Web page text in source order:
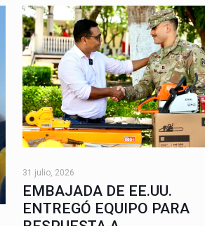
31 julio, 2026
EMBAJADA DE EE.UU.
ENTREGÓ EQUIPO PARA